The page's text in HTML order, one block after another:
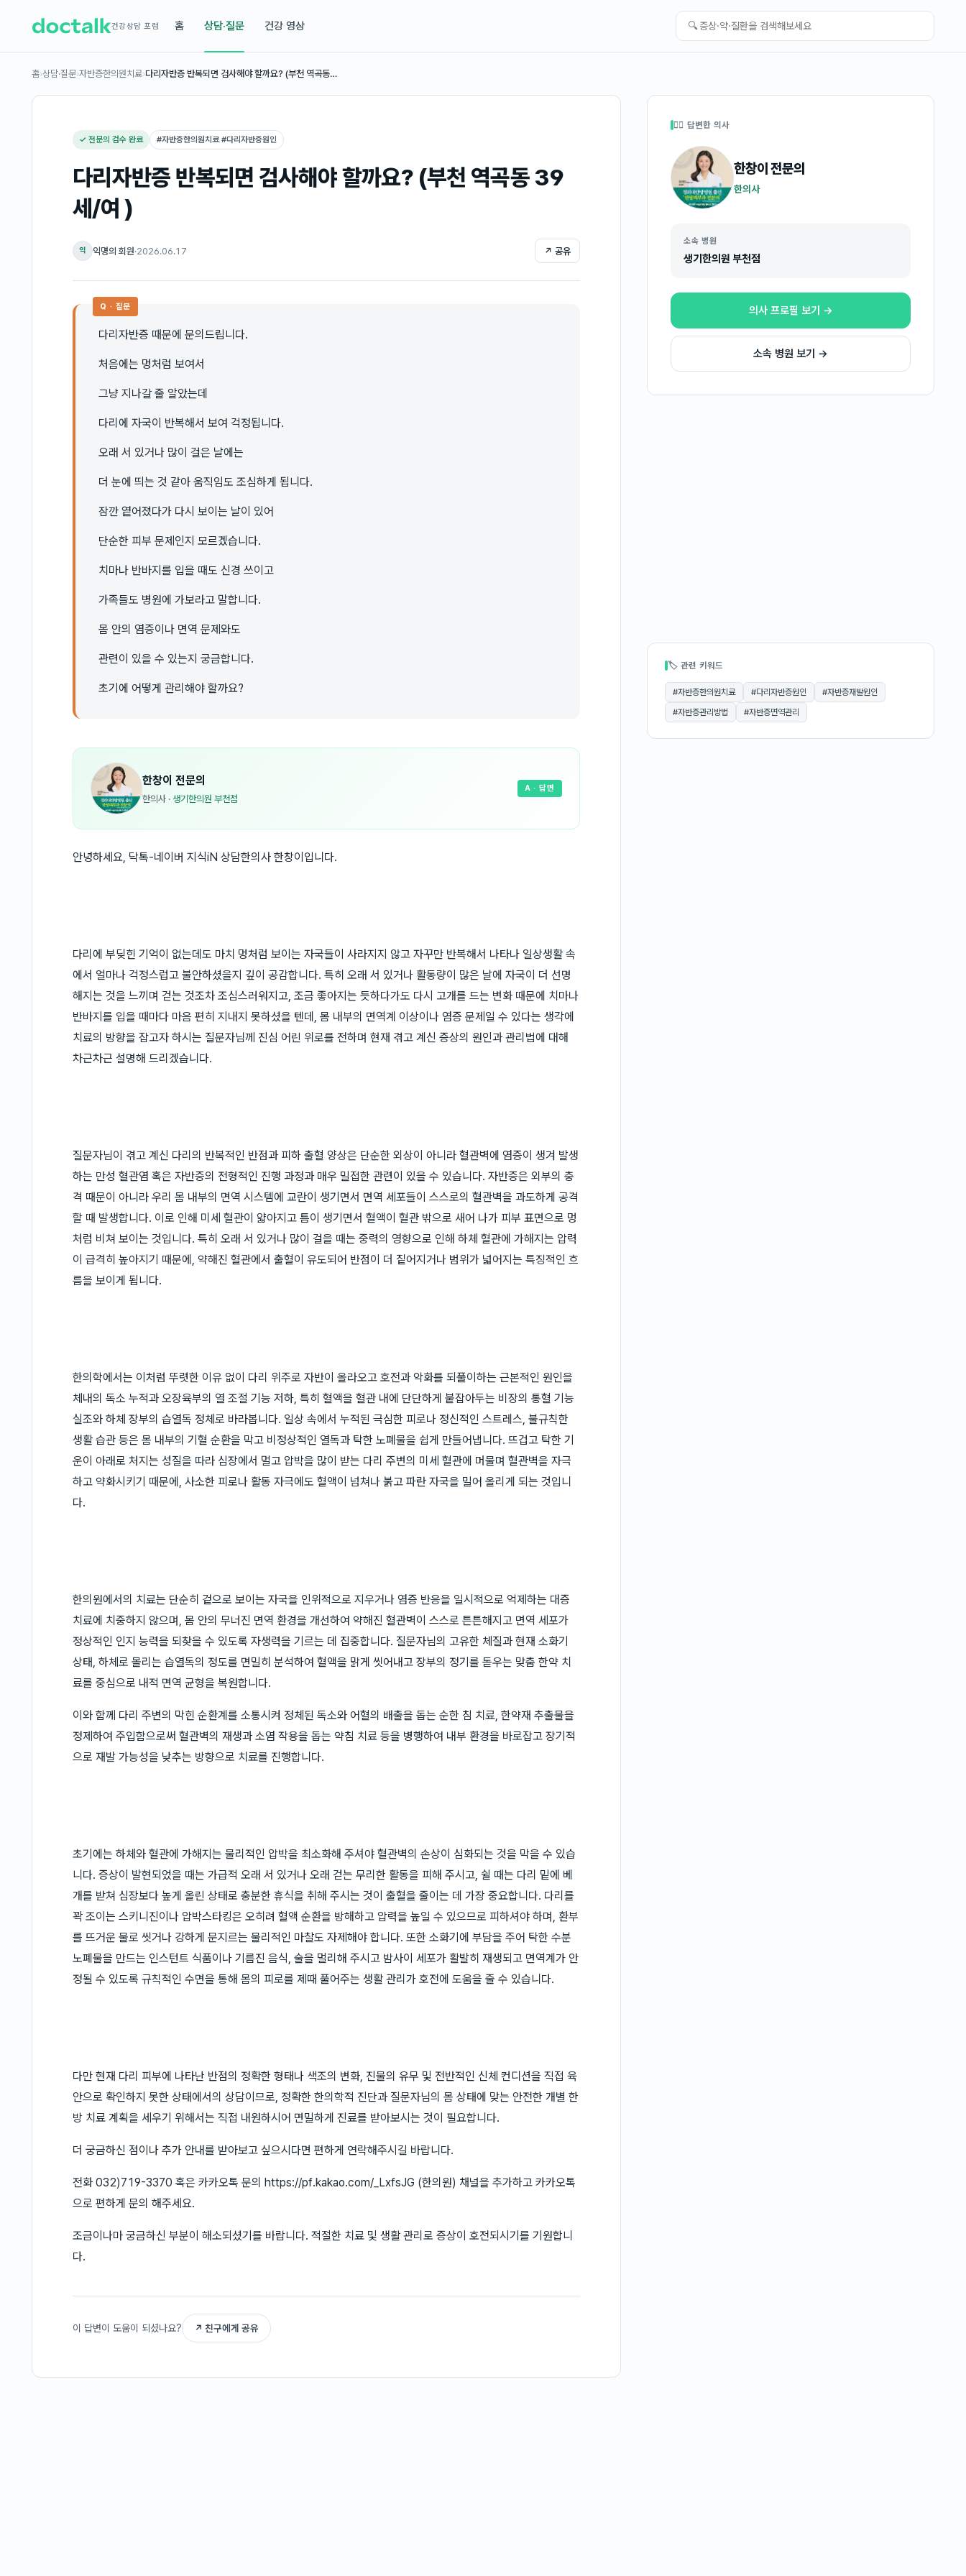
건강상담 포럼 홈 상담·질문 건강 영상 🔍
홈›상담·질문›자반증한의원치료›다리자반증 반복되면 검사해야 할까요? (부천 역곡동…
✓ 전문의 검수 완료 #자반증한의원치료 #다리자반증원인
다리자반증 반복되면 검사해야 할까요? (부천 역곡동 39
세/여 )
익 익명의 회원·2026.06.17 ↗ 공유
Q · 질문
다리자반증 때문에 문의드립니다.
처음에는 멍처럼 보여서
그냥 지나갈 줄 알았는데
다리에 자국이 반복해서 보여 걱정됩니다.
오래 서 있거나 많이 걸은 날에는
더 눈에 띄는 것 같아 움직임도 조심하게 됩니다.
잠깐 옅어졌다가 다시 보이는 날이 있어
단순한 피부 문제인지 모르겠습니다.
치마나 반바지를 입을 때도 신경 쓰이고
가족들도 병원에 가보라고 말합니다.
몸 안의 염증이나 면역 문제와도
관련이 있을 수 있는지 궁금합니다.
초기에 어떻게 관리해야 할까요?
한창이 전문의
한의사 · 생기한의원 부천점
A · 답변
안녕하세요, 닥톡-네이버 지식iN 상담한의사 한창이입니다.
다리에 부딪힌 기억이 없는데도 마치 멍처럼 보이는 자국들이 사라지지 않고 자꾸만 반복해서 나타나 일상생활 속
에서 얼마나 걱정스럽고 불안하셨을지 깊이 공감합니다. 특히 오래 서 있거나 활동량이 많은 날에 자국이 더 선명
해지는 것을 느끼며 걷는 것조차 조심스러워지고, 조금 좋아지는 듯하다가도 다시 고개를 드는 변화 때문에 치마나
반바지를 입을 때마다 마음 편히 지내지 못하셨을 텐데, 몸 내부의 면역계 이상이나 염증 문제일 수 있다는 생각에
치료의 방향을 잡고자 하시는 질문자님께 진심 어린 위로를 전하며 현재 겪고 계신 증상의 원인과 관리법에 대해
차근차근 설명해 드리겠습니다.
질문자님이 겪고 계신 다리의 반복적인 반점과 피하 출혈 양상은 단순한 외상이 아니라 혈관벽에 염증이 생겨 발생
하는 만성 혈관염 혹은 자반증의 전형적인 진행 과정과 매우 밀접한 관련이 있을 수 있습니다. 자반증은 외부의 충
격 때문이 아니라 우리 몸 내부의 면역 시스템에 교란이 생기면서 면역 세포들이 스스로의 혈관벽을 과도하게 공격
할 때 발생합니다. 이로 인해 미세 혈관이 얇아지고 틈이 생기면서 혈액이 혈관 밖으로 새어 나가 피부 표면으로 멍
처럼 비쳐 보이는 것입니다. 특히 오래 서 있거나 많이 걸을 때는 중력의 영향으로 인해 하체 혈관에 가해지는 압력
이 급격히 높아지기 때문에, 약해진 혈관에서 출혈이 유도되어 반점이 더 짙어지거나 범위가 넓어지는 특징적인 흐
름을 보이게 됩니다.
한의학에서는 이처럼 뚜렷한 이유 없이 다리 위주로 자반이 올라오고 호전과 악화를 되풀이하는 근본적인 원인을
체내의 독소 누적과 오장육부의 열 조절 기능 저하, 특히 혈액을 혈관 내에 단단하게 붙잡아두는 비장의 통혈 기능
실조와 하체 장부의 습열독 정체로 바라봅니다. 일상 속에서 누적된 극심한 피로나 정신적인 스트레스, 불규칙한
생활 습관 등은 몸 내부의 기혈 순환을 막고 비정상적인 열독과 탁한 노폐물을 쉽게 만들어냅니다. 뜨겁고 탁한 기
운이 아래로 처지는 성질을 따라 심장에서 멀고 압박을 많이 받는 다리 주변의 미세 혈관에 머물며 혈관벽을 자극
하고 약화시키기 때문에, 사소한 피로나 활동 자극에도 혈액이 넘쳐나 붉고 파란 자국을 밀어 올리게 되는 것입니
다.
한의원에서의 치료는 단순히 겉으로 보이는 자국을 인위적으로 지우거나 염증 반응을 일시적으로 억제하는 대증
치료에 치중하지 않으며, 몸 안의 무너진 면역 환경을 개선하여 약해진 혈관벽이 스스로 튼튼해지고 면역 세포가
정상적인 인지 능력을 되찾을 수 있도록 자생력을 기르는 데 집중합니다. 질문자님의 고유한 체질과 현재 소화기
상태, 하체로 몰리는 습열독의 정도를 면밀히 분석하여 혈액을 맑게 씻어내고 장부의 정기를 돋우는 맞춤 한약 치
료를 중심으로 내적 면역 균형을 복원합니다.
이와 함께 다리 주변의 막힌 순환계를 소통시켜 정체된 독소와 어혈의 배출을 돕는 순한 침 치료, 한약재 추출물을
정제하여 주입함으로써 혈관벽의 재생과 소염 작용을 돕는 약침 치료 등을 병행하여 내부 환경을 바로잡고 장기적
으로 재발 가능성을 낮추는 방향으로 치료를 진행합니다.
초기에는 하체와 혈관에 가해지는 물리적인 압박을 최소화해 주셔야 혈관벽의 손상이 심화되는 것을 막을 수 있습
니다. 증상이 발현되었을 때는 가급적 오래 서 있거나 오래 걷는 무리한 활동을 피해 주시고, 쉴 때는 다리 밑에 베
개를 받쳐 심장보다 높게 올린 상태로 충분한 휴식을 취해 주시는 것이 출혈을 줄이는 데 가장 중요합니다. 다리를
꽉 조이는 스키니진이나 압박스타킹은 오히려 혈액 순환을 방해하고 압력을 높일 수 있으므로 피하셔야 하며, 환부
를 뜨거운 물로 씻거나 강하게 문지르는 물리적인 마찰도 자제해야 합니다. 또한 소화기에 부담을 주어 탁한 수분
노폐물을 만드는 인스턴트 식품이나 기름진 음식, 술을 멀리해 주시고 밤사이 세포가 활발히 재생되고 면역계가 안
정될 수 있도록 규칙적인 수면을 통해 몸의 피로를 제때 풀어주는 생활 관리가 호전에 도움을 줄 수 있습니다.
다만 현재 다리 피부에 나타난 반점의 정확한 형태나 색조의 변화, 진물의 유무 및 전반적인 신체 컨디션을 직접 육
안으로 확인하지 못한 상태에서의 상담이므로, 정확한 한의학적 진단과 질문자님의 몸 상태에 맞는 안전한 개별 한
방 치료 계획을 세우기 위해서는 직접 내원하시어 면밀하게 진료를 받아보시는 것이 필요합니다.
더 궁금하신 점이나 추가 안내를 받아보고 싶으시다면 편하게 연락해주시길 바랍니다.
전화 032)719-3370 혹은 카카오톡 문의 https://pf.kakao.com/_LxfsJG (한의원) 채널을 추가하고 카카오톡
으로 편하게 문의 해주세요.
조금이나마 궁금하신 부분이 해소되셨기를 바랍니다. 적절한 치료 및 생활 관리로 증상이 호전되시기를 기원합니
다.
이 답변이 도움이 되셨나요? ↗ 친구에게 공유
👩‍⚕️ 답변한 의사
한창이전문의
한의사
소속 병원
생기한의원 부천점
의사 프로필 보기 →
소속 병원 보기 →
🏷 관련 키워드
#자반증한의원치료 #다리자반증원인 #자반증재발원인
#자반증관리방법 #자반증면역관리